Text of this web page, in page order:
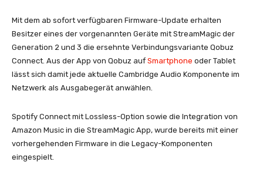
Mit dem ab sofort verfügbaren Firmware-Update erhalten
Besitzer eines der vorgenannten Geräte mit StreamMagic der
Generation 2 und 3 die ersehnte Verbindungsvariante Qobuz
Connect. Aus der App von Qobuz auf Smartphone oder Tablet
lässt sich damit jede aktuelle Cambridge Audio Komponente im
Netzwerk als Ausgabegerät anwählen.
Spotify Connect mit Lossless-Option sowie die Integration von
Amazon Music in die StreamMagic App, wurde bereits mit einer
vorhergehenden Firmware in die Legacy-Komponenten
eingespielt.